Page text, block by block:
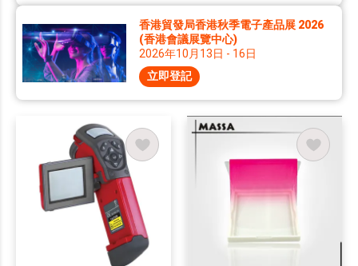
香港貿發局香港秋季電子產品展 2026
(香港會議展覽中心)
2026年10月13日 - 16日
立即登記